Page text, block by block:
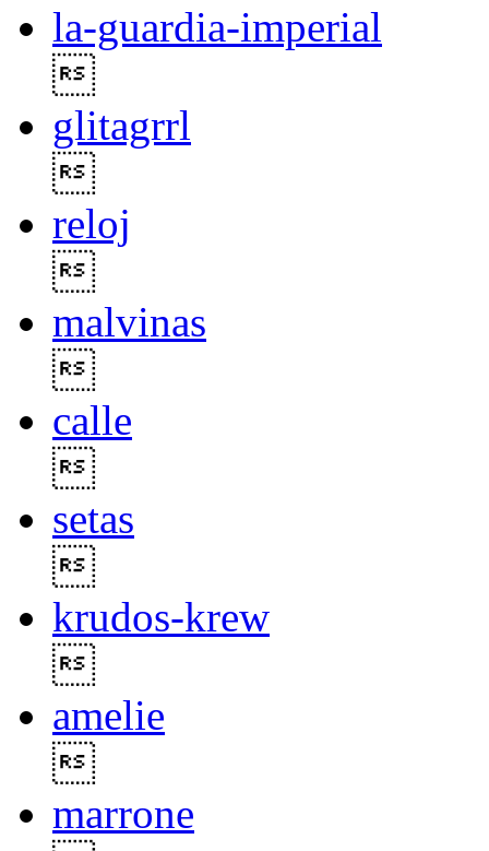
la-guardia-imperial
glitagrrl
reloj
malvinas
calle
setas
krudos-krew
amelie
marrone